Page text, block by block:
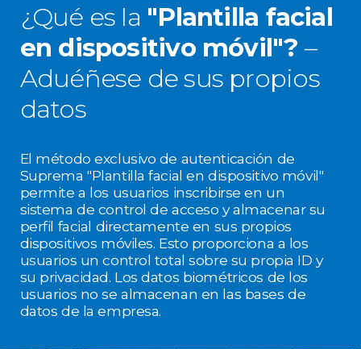
¿Qué es la "Plantilla facial
en dispositivo móvil"? –
Aduéñese de sus propios
datos
El método exclusivo de autenticación de
Suprema "Plantilla facial en dispositivo móvil"
permite a los usuarios inscribirse en un
sistema de control de acceso y almacenar su
perfil facial directamente en sus propios
dispositivos móviles. Esto proporciona a los
usuarios un control total sobre su propia ID y
su privacidad. Los datos biométricos de los
usuarios no se almacenan en las bases de
datos de la empresa.